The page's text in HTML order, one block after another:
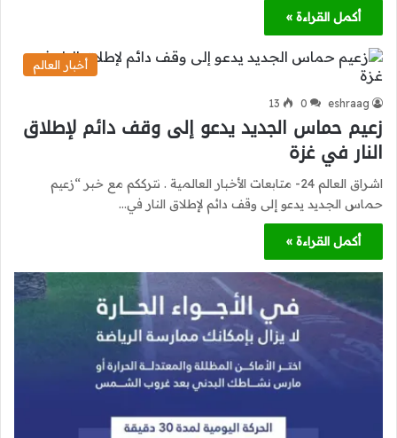
أكمل القراءة »
أخبار العالم
eshraag
0
13
زعيم حماس الجديد يدعو إلى وقف دائم لإطلاق
النار في غزة
اشراق العالم 24- متابعات الأخبار العالمية . نترككم مع خبر “زعيم
حماس الجديد يدعو إلى وقف دائم لإطلاق النار في…
أكمل القراءة »